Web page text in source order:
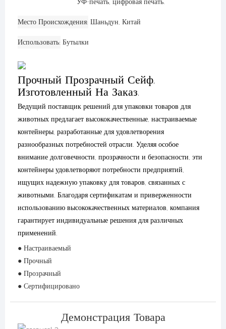
Место Происхождения Шаньдун, Китай
Использовать Бутылки
Прочный Прозрачный Сейф,
Изготовленный На Заказ.
Ведущий поставщик решений для упаковки товаров для
животных предлагает высококачественные, настраиваемые
контейнеры, разработанные для удовлетворения
разнообразных потребностей отрасли. Уделяя особое
внимание долговечности, прозрачности и безопасности, эти
контейнеры удовлетворяют потребности предприятий,
ищущих надежную упаковку для товаров, связанных с
животными. Благодаря сертификатам и приверженности
использованию высококачественных материалов, компания
гарантирует индивидуальные решения для различных
применений.
● Настраиваемый
● Прочный
● Прозрачный
● Сертифицировано
Демонстрация Товара